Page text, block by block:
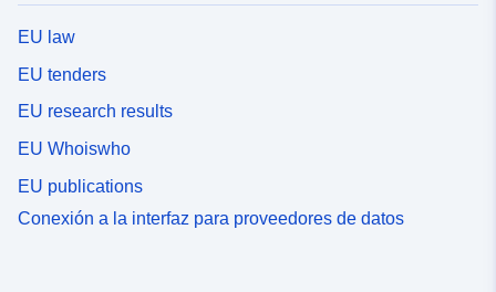
EU law
EU tenders
EU research results
EU Whoiswho
EU publications
Conexión a la interfaz para proveedores de datos